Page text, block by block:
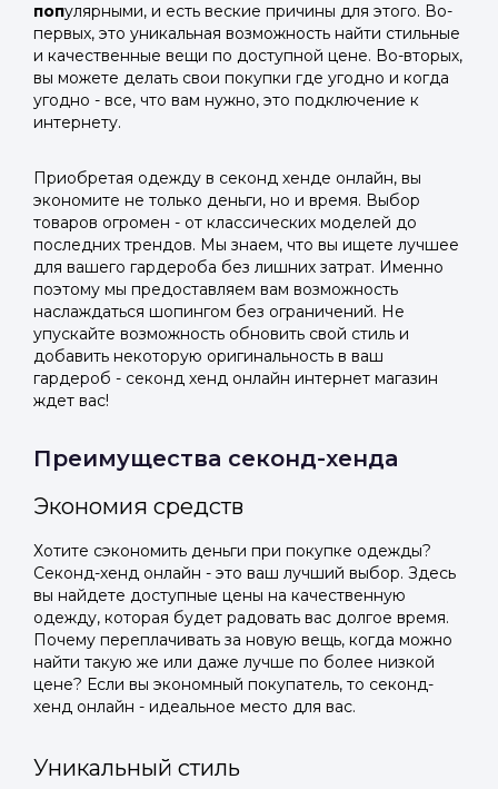
популярными, и есть веские причины для этого. Во-
первых, это уникальная возможность найти стильные
и качественные вещи по доступной цене. Во-вторых,
вы можете делать свои покупки где угодно и когда
угодно - все, что вам нужно, это подключение к
интернету.
Приобретая одежду в секонд хенде онлайн, вы
экономите не только деньги, но и время. Выбор
товаров огромен - от классических моделей до
последних трендов. Мы знаем, что вы ищете лучшее
для вашего гардероба без лишних затрат. Именно
поэтому мы предоставляем вам возможность
наслаждаться шопингом без ограничений. Не
упускайте возможность обновить свой стиль и
добавить некоторую оригинальность в ваш
гардероб - секонд хенд онлайн интернет магазин
ждет вас!
Преимущества секонд-хенда
Экономия средств
Хотите сэкономить деньги при покупке одежды?
Секонд-хенд онлайн - это ваш лучший выбор. Здесь
вы найдете доступные цены на качественную
одежду, которая будет радовать вас долгое время.
Почему переплачивать за новую вещь, когда можно
найти такую же или даже лучше по более низкой
цене? Если вы экономный покупатель, то секонд-
хенд онлайн - идеальное место для вас.
Уникальный стиль